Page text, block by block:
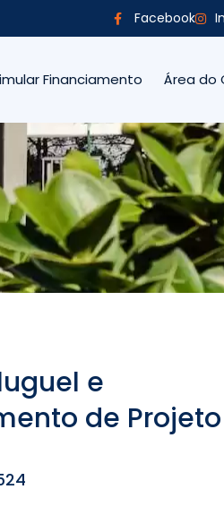
Facebook
Financiamento Área do
e
de